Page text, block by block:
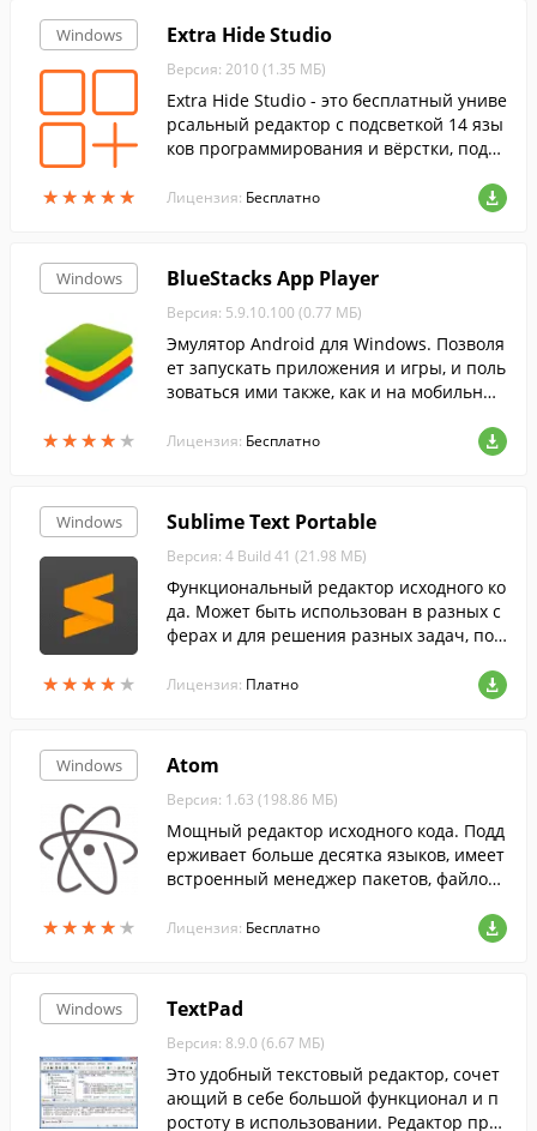
Windows
★★★★★
★★★★★
Extra Hide Studio
Версия: 2010 (1.35 МБ)
Extra Hide Studio - это бесплатный униве
рсальный редактор с подсветкой 14 язы
ков программирования и вёрстки, подде
s. Extra Hide имеет встроенный PHP про
Лицензия: Бесплатно
Windows
★★★★ ★
★★★★ ★
BlueStacks App Player
Версия: 5.9.10.100 (0.77 МБ)
Эмулятор Android для Windows. Позволя
ет запускать приложения и игры, и поль
зоваться ими также, как и на мобильных
й.
Лицензия: Бесплатно
Windows
★★★★ ★
★★★★ ★
Sublime Text Portable
Версия: 4 Build 41 (21.98 МБ)
Функциональный редактор исходного ко
да. Может быть использован в разных с
ферах и для решения разных задач, пос
Лицензия: Платно
Windows
★★★★★
★★★★★
Atom
Версия: 1.63 (198.86 МБ)
Мощный редактор исходного кода. Подд
ерживает больше десятка языков, имеет
встроенный менеджер пакетов, файлов
Лицензия: Бесплатно
Windows TextPad
Версия: 8.9.0 (6.67 МБ)
Это удобный текстовый редактор, сочет
ающий в себе большой функционал и п
ростоту в использовании. Редактор пре